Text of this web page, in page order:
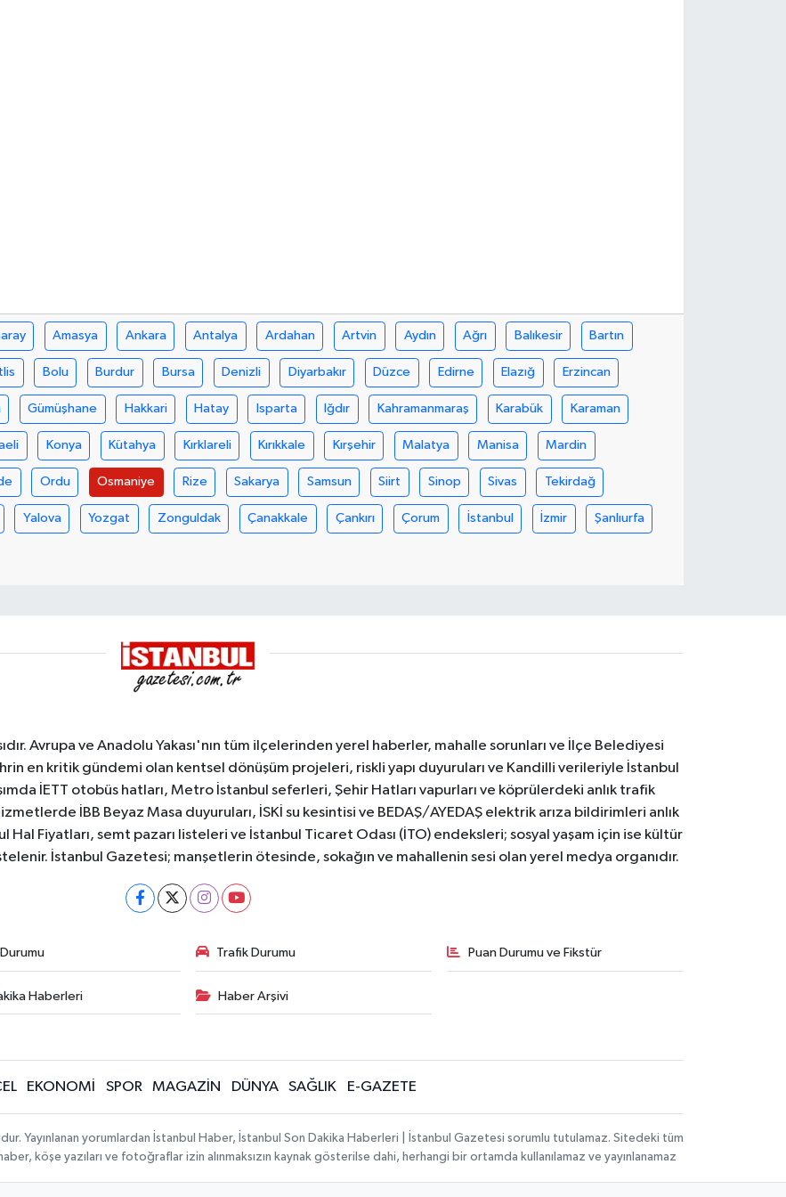
Amasya Ankara Antalya Ardahan Artvin Aydın Ağrı Balıkesir Bartın
Bolu Burdur Bursa Denizli Diyarbakır Düzce Edirne Elazığ Erzincan
Gümüşhane Hakkari Hatay Isparta Iğdır Kahramanmaraş Karabük Karaman
Konya Kütahya Kırklareli Kırıkkale Kırşehir Malatya Manisa Mardin
Ordu Osmaniye Rize Sakarya Samsun Siirt Sinop Sivas Tekirdağ
Yalova Yozgat Zonguldak Çanakkale Çankırı Çorum İstanbul İzmir Şanlıurfa
Avrupa ve Anadolu Yakası'nın tüm ilçelerinden yerel haberler, mahalle sorunları ve İlçe Belediyesi
en kritik gündemi olan kentsel dönüşüm projeleri, riskli yapı duyuruları ve Kandilli verileriyle İstanbul
İETT otobüs hatları, Metro İstanbul seferleri, Şehir Hatları vapurları ve köprülerdeki anlık trafik
İBB Beyaz Masa duyuruları, İSKİ su kesintisi ve BEDAŞ/AYEDAŞ elektrik arıza bildirimleri anlık
Fiyatları, semt pazarı listeleri ve İstanbul Ticaret Odası (İTO) endeksleri; sosyal yaşam için ise kültür
İstanbul Gazetesi; manşetlerin ötesinde, sokağın ve mahallenin sesi olan yerel medya organıdır.
Trafik Durumu Puan Durumu ve Fikstür
Haberleri Haber Arşivi
EKONOMİ SPOR MAGAZİN DÜNYA SAĞLIK E-GAZETE
Yayınlanan yorumlardan İstanbul Haber, İstanbul Son Dakika Haberleri | İstanbul Gazetesi sorumlu tutulamaz. Sitedeki tüm
köşe yazıları ve fotoğraflar izin alınmaksızın kaynak gösterilse dahi, herhangi bir ortamda kullanılamaz ve yayınlanamaz